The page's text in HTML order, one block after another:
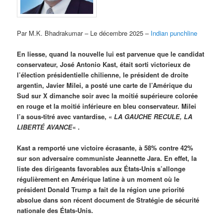
Par M.K. Bhadrakumar – Le décembre 2025 – Indian punchline
En liesse, quand la nouvelle lui est parvenue que le candidat
conservateur, José Antonio Kast, était sorti victorieux de
l’élection présidentielle chilienne, le président de droite
argentin, Javier Milei, a posté une carte de l’Amérique du
Sud sur X dimanche soir avec la moitié supérieure colorée
en rouge et la moitié inférieure en bleu conservateur. Milei
l’a sous-titré avec vantardise, «LA GAUCHE RECULE, LA
LIBERTÉ AVANCE« .
Kast a remporté une victoire écrasante, à 58% contre 42%
sur son adversaire communiste Jeannette Jara. En effet, la
liste des dirigeants favorables aux États-Unis s’allonge
régulièrement en Amérique latine à un moment où le
président Donald Trump a fait de la région une priorité
absolue dans son récent document de Stratégie de sécurité
nationale des États-Unis.